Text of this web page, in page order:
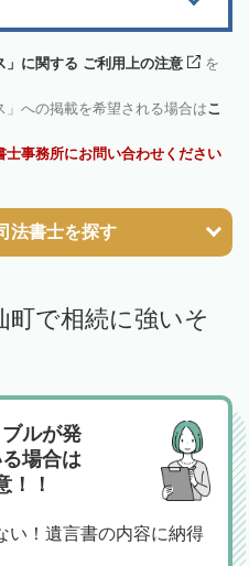
」に関する ご利用上の注意
を
」への掲載を希望される場合はこ
事務所にお問い合わせください
法書士を探す
町で相続に強いそ
ルが発
場合は
！！
い！遺言書の内容に納得